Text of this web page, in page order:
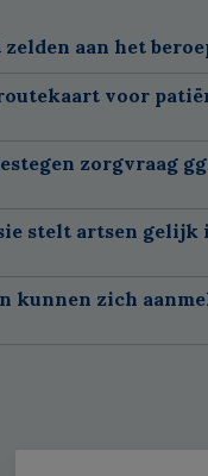
aan het
voor
zorgvraag
stelt artsen
kunnen zich